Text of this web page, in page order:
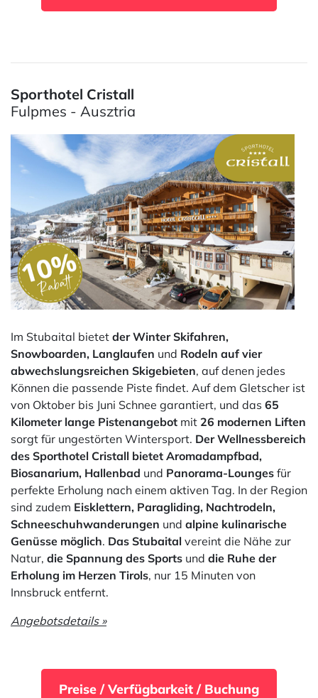
Sporthotel Cristall
Fulpmes - Ausztria
Im Stubaital bietet der Winter Skifahren,
Snowboarden, Langlaufen und Rodeln auf vier
abwechslungsreichen Skigebieten, auf denen jedes
Können die passende Piste findet. Auf dem Gletscher ist
von Oktober bis Juni Schnee garantiert, und das 65
Kilometer lange Pistenangebot mit 26 modernen Liften
sorgt für ungestörten Wintersport. Der Wellnessbereich
des Sporthotel Cristall bietet Aromadampfbad,
Biosanarium, Hallenbad und Panorama-Lounges für
perfekte Erholung nach einem aktiven Tag. In der Region
sind zudem Eisklettern, Paragliding, Nachtrodeln,
Schneeschuhwanderungen und alpine kulinarische
Genüsse möglich. Das Stubaital vereint die Nähe zur
Natur, die Spannung des Sports und die Ruhe der
Erholung im Herzen Tirols, nur 15 Minuten von
Innsbruck entfernt.
Angebotsdetails »
Preise / Verfügbarkeit / Buchung